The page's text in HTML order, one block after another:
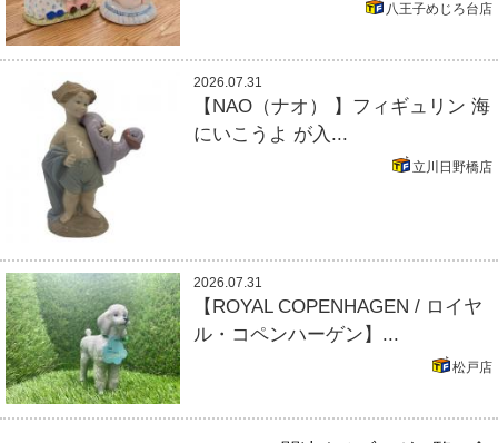
八王子めじろ台店
2026.07.31
【NAO（ナオ） 】フィギュリン 海
にいこうよ が入...
立川日野橋店
2026.07.31
【ROYAL COPENHAGEN / ロイヤ
ル・コペンハーゲン】...
松戸店